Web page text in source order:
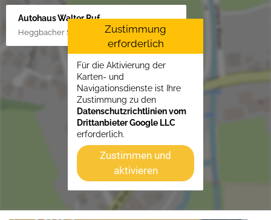
Autohaus Walter Ruf
Heggbacher Straße 25, 88477 Schönebürg
Zustimmung
erforderlich
Für die Aktivierung der
Karten- und
Navigationsdienste ist Ihre
Zustimmung zu den
Datenschutzrichtlinien vom
Drittanbieter Google LLC
erforderlich.
Zustimmen und
aktivieren